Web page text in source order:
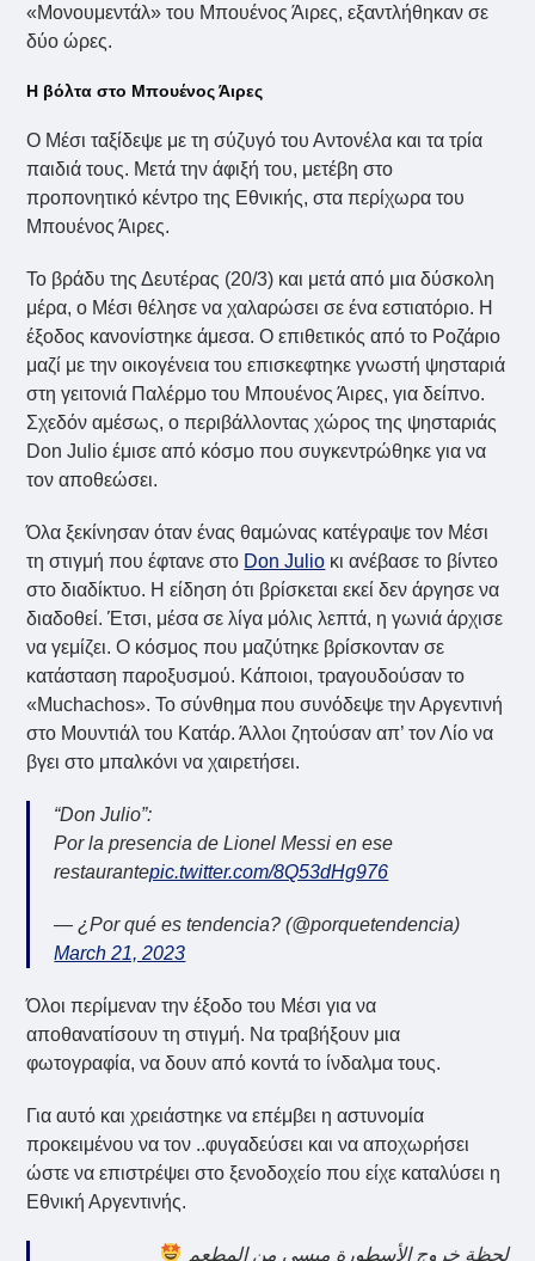
«Μονουμεντάλ» του Μπουένος Άιρες, εξαντλήθηκαν σε
δύο ώρες.
Η βόλτα στο Μπουένος Άιρες
Ο Μέσι ταξίδεψε με τη σύζυγό του Αντονέλα και τα τρία
παιδιά τους. Μετά την άφιξή του, μετέβη στο
προπονητικό κέντρο της Εθνικής, στα περίχωρα του
Μπουένος Άιρες.
Το βράδυ της Δευτέρας (20/3) και μετά από μια δύσκολη
μέρα, ο Μέσι θέλησε να χαλαρώσει σε ένα εστιατόριο. Η
έξοδος κανονίστηκε άμεσα. Ο επιθετικός από το Ροζάριο
μαζί με την οικογένεια του επισκεφτηκε γνωστή ψησταριά
στη γειτονιά Παλέρμο του Μπουένος Άιρες, για δείπνο.
Σχεδόν αμέσως, ο περιβάλλοντας χώρος της ψησταριάς
Don Julio έμισε από κόσμο που συγκεντρώθηκε για να
τον αποθεώσει.
Όλα ξεκίνησαν όταν ένας θαμώνας κατέγραψε τον Μέσι
τη στιγμή που έφτανε στο Don Julio κι ανέβασε το βίντεο
στο διαδίκτυο. Η είδηση ότι βρίσκεται εκεί δεν άργησε να
διαδοθεί. Έτσι, μέσα σε λίγα μόλις λεπτά, η γωνιά άρχισε
να γεμίζει. Ο κόσμος που μαζύτηκε βρίσκονταν σε
κατάσταση παροξυσμού. Κάποιοι, τραγουδούσαν το
«Muchachos». Το σύνθημα που συνόδεψε την Αργεντινή
στο Μουντιάλ του Κατάρ. Άλλοι ζητούσαν απ’ τον Λίο να
βγει στο μπαλκόνι να χαιρετήσει.
“Don Julio”:
Por la presencia de Lionel Messi en ese
restaurantepic.twitter.com/8Q53dHg976
— ¿Por qué es tendencia? (@porquetendencia)
March 21, 2023
Όλοι περίμεναν την έξοδο του Μέσι για να
αποθανατίσουν τη στιγμή. Να τραβήξουν μια
φωτογραφία, να δουν από κοντά το ίνδαλμα τους.
Για αυτό και χρειάστηκε να επέμβει η αστυνομία
προκειμένου να τον ..φυγαδεύσει και να αποχωρήσει
ώστε να επιστρέψει στο ξενοδοχείο που είχε καταλύσει η
Εθνική Αργεντινής.
لحظة خروج الأسطورة ميسي من المطعم